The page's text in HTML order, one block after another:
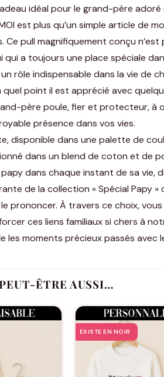
idéal pour le grand-père
MOI est plus qu’un simple article
pull magnifiquement conçu
qui a toujours une place spéciale
rôle indispensable dans la vie de
point il est apprécié avec
père poule, fier et protecteur, à
présence dans vos vies.
disponible dans une palette de
dans un blend de coton et de
dans chaque instant de sa vie,
de la collection « Spécial Papy »
le prononcer. À travers ce choix,
ces liens familiaux si chers à
les moments précieux passés
ÊTRE AUSSI…
EXISTE EN NOIR